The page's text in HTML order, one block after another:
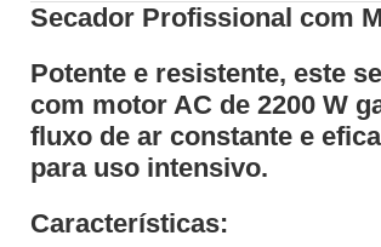
Secador Profissional com
Potente e resistente, este
com motor AC de 2200 W
fluxo de ar constante e
para uso intensivo.
Características: